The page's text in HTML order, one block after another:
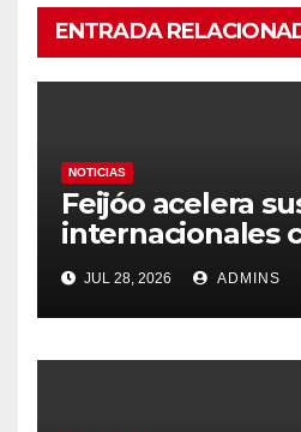
ENTRADA
NOTICIAS
Feijóo acelera
internacionales
Latinoamérica
prioritario en su
gobierno
JUL 28, 2026 ADMINS